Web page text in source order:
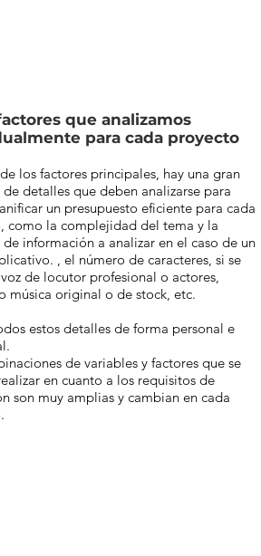
que analizamos
para cada proyecto
los factores principales, hay una gran
detalles que deben analizarse para
un presupuesto eficiente para cada
como la complejidad del tema y la
información a analizar en el caso de un
, el número de caracteres, si se
de locutor profesional o actores,
música original o de stock, etc.
estos detalles de forma personal e
de variables y factores que se
en cuanto a los requisitos de
son muy amplias y cambian en cada